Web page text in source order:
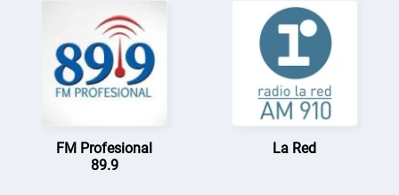
FM Profesional
89.9
La Red